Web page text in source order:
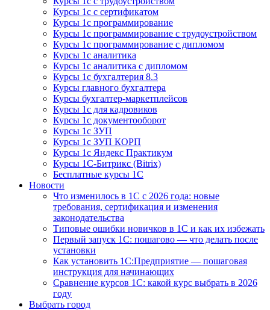
Курсы 1с с сертификатом
Курсы 1с программирование
Курсы 1с программирование с трудоустройством
Курсы 1с программирование с дипломом
Курсы 1с аналитика
Курсы 1с аналитика с дипломом
Курсы 1с бухгалтерия 8.3
Курсы главного бухгалтера
Курсы бухгалтер-маркетплейсов
Курсы 1с для кадровиков
Курсы 1с документооборот
Курсы 1с ЗУП
Курсы 1с ЗУП КОРП
Курсы 1с Яндекс Практикум
Курсы 1С-Битрикс (Bitrix)
Бесплатные курсы 1С
Новости
Что изменилось в 1С с 2026 года: новые
требования, сертификация и изменения
законодательства
Типовые ошибки новичков в 1С и как их избежать
Первый запуск 1С: пошагово — что делать после
установки
Как установить 1С:Предприятие — пошаговая
инструкция для начинающих
Сравнение курсов 1С: какой курс выбрать в 2026
году
Выбрать город